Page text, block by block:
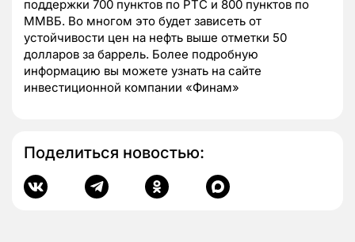
поддержки 700 пунктов по РТС и 800 пунктов по
ММВБ. Во многом это будет зависеть от
устойчивости цен на нефть выше отметки 50
долларов за баррель. Более подробную
информацию вы можете узнать на сайте
инвестиционной компании «Финам»
Поделиться новостью: